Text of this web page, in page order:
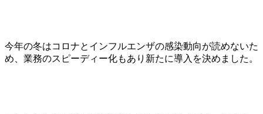
今年の冬はコロナとインフルエンザの感染動向が読めないた
め、業務のスピーディー化もあり新たに導入を決めました。